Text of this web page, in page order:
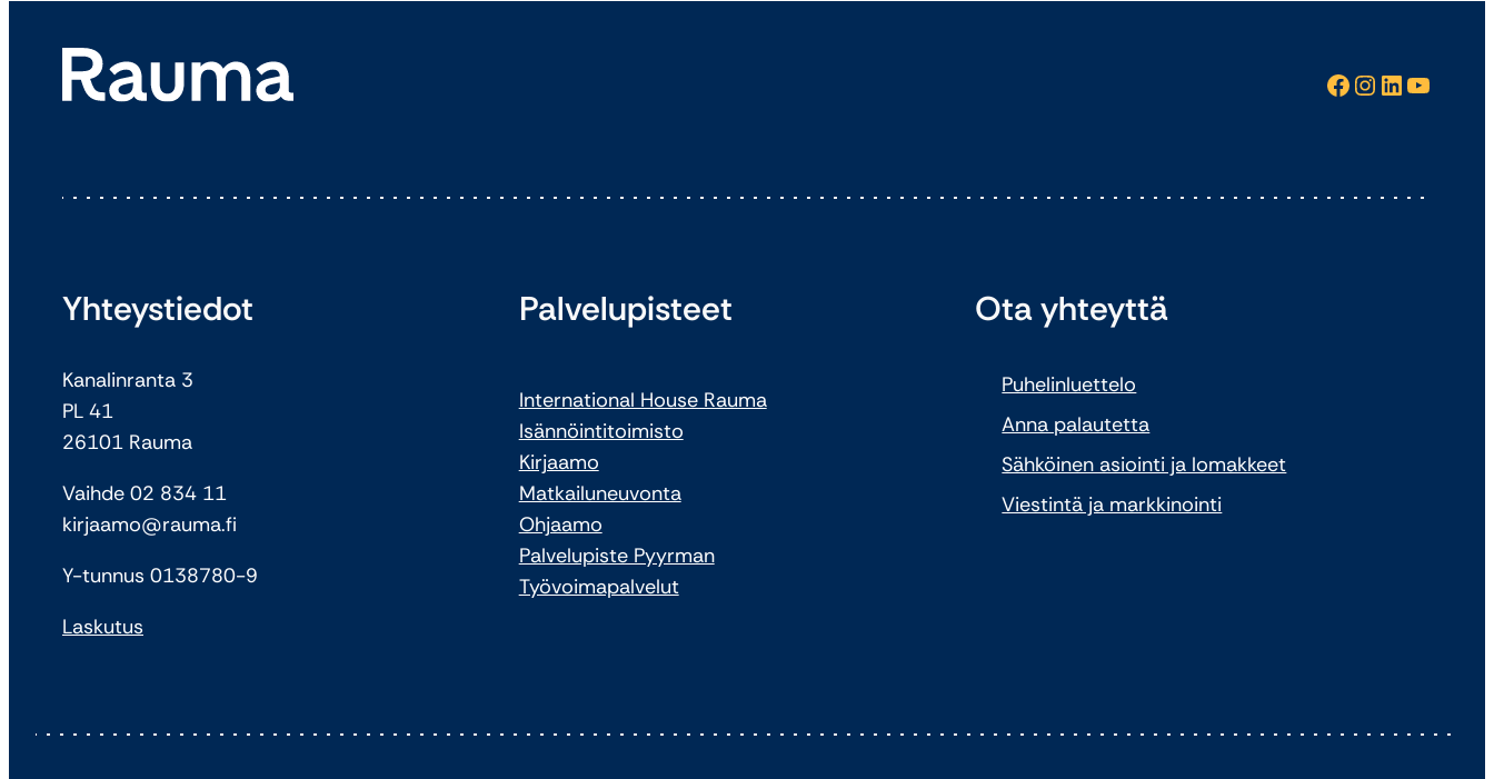
Facebook InstagramLinkedIn YouTube
Yhteystiedot
Kanalinranta 3
PL 41
26101 Rauma
Vaihde 02 834 11
kirjaamo@rauma.fi
Y-tunnus 0138780-9
Laskutus
Palvelupisteet
International House Rauma
Isännöintitoimisto
Kirjaamo
Matkailuneuvonta
Ohjaamo
Palvelupiste Pyyrman
Työvoimapalvelut
Ota yhteyttä
Puhelinluettelo
Anna palautetta
Sähköinen asiointi ja lomakkeet
Viestintä ja markkinointi